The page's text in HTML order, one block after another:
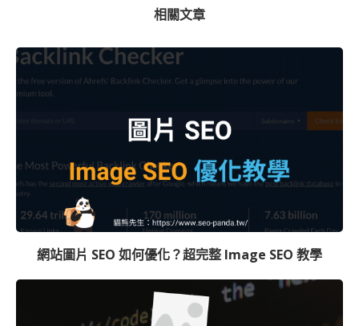
相關文章
網站圖片 SEO 如何優化？超完整 Image SEO 教學